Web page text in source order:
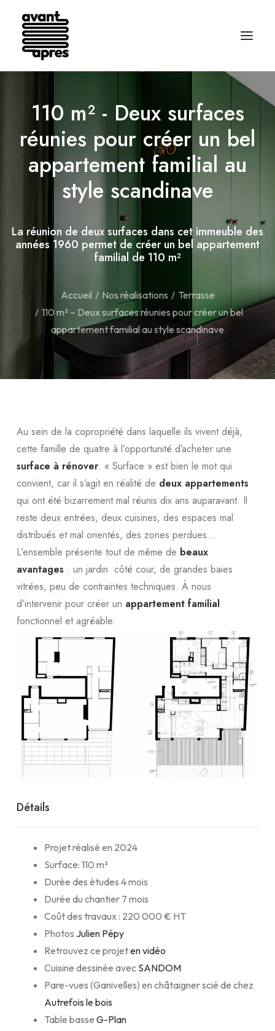
110 m² - Deux surfaces
réunies pour créer un bel
appartement familial au
style scandinave
La réunion de deux surfaces dans cet immeuble des
années 1960 permet de créer un bel appartement
familial de 110 m²
Accueil Nos réalisations
Terrasse
110 m² – Deux surfaces réunies pour créer un bel
appartement familial au style scandinave
Au sein de la copropriété dans laquelle ils vivent déjà,
cette famille de quatre à l’opportunité d’acheter une
surface à rénover. « Surface » est bien le mot qui
convient, car il s’agit en réalité de deux appartements
qui ont été bizarrement mal réunis dix ans auparavant. Il
reste deux entrées, deux cuisines, des espaces mal
distribués et mal orientés, des zones perdues…
L’ensemble présente tout de même de beaux
avantages : un jardin côté cour, de grandes baies
vitrées, peu de contraintes techniques. À nous
d’intervenir pour créer un appartement familial
fonctionnel et agréable.
Détails
Projet réalisé en 2024
Surface: 110 m²
Durée des études 4 mois
Durée du chantier 7 mois
Coût des travaux : 220 000 € HT
Photos Julien Pépy
Retrouvez ce projeten vidéo
Cuisine dessinée avec SANDOM
Pare-vues (Ganivelles) en châtaigner scié de chez
Autrefois le bois
Table basse G-Plan